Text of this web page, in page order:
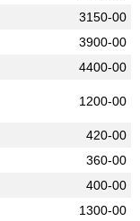
3150-00
3900-00
4400-00
1200-00
420-00
360-00
400-00
1300-00